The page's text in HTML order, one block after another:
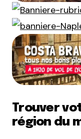
Trouver
région du